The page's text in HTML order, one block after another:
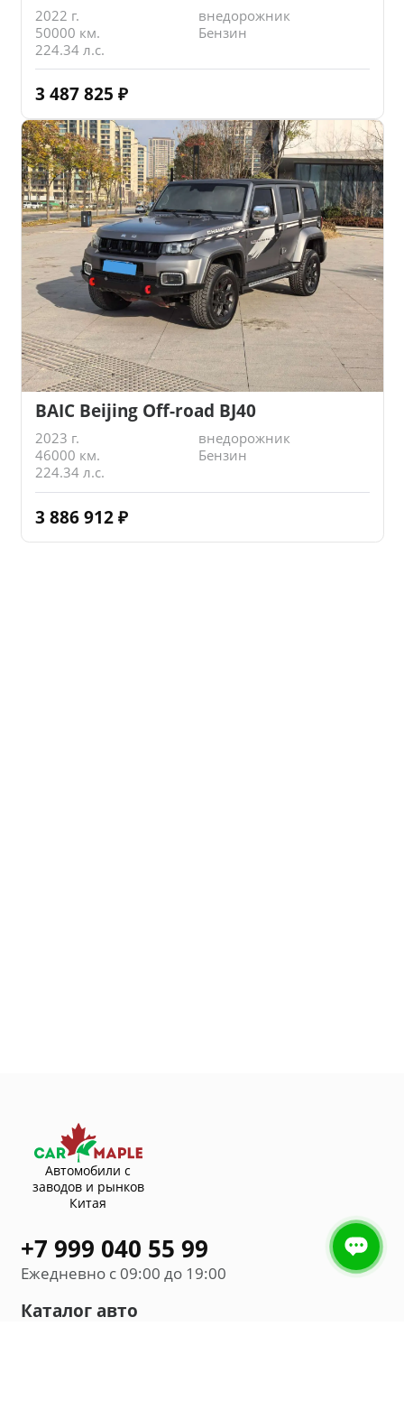
2022 г.
внедорожник
50000 км.
Бензин
224.34 л.с.
3 487 825 ₽
BAIC Beijing Off-road BJ40
2023 г.
внедорожник
46000 км.
Бензин
224.34 л.с.
3 886 912 ₽
Автомобили с
заводов и рынков
Китая
+7 999 040 55 99
Ежедневно с 09:00 до 19:00
Каталог авто